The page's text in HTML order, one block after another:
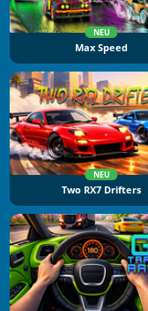
NEU
Max Speed
NEU
Two RX7 Drifters